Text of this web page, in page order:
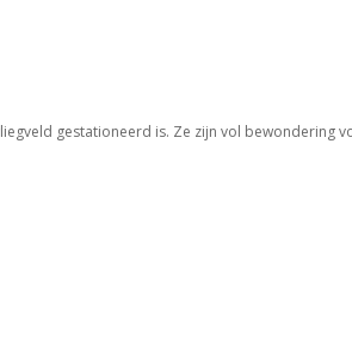
gestationeerd is. Ze zijn vol bewondering